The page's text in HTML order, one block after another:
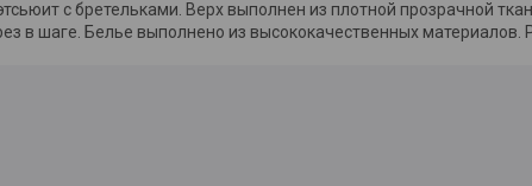
с бретельками. Верх выполнен из плотной прозрачной
в шаге. Белье выполнено из высококачественных материалов.